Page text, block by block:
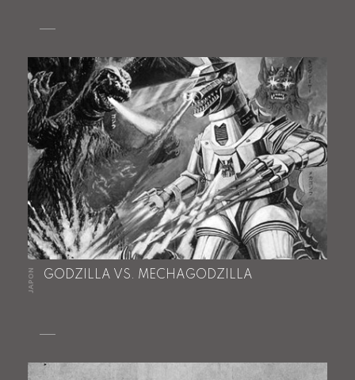
JAPON GODZILLA VS. MECHAGODZILLA